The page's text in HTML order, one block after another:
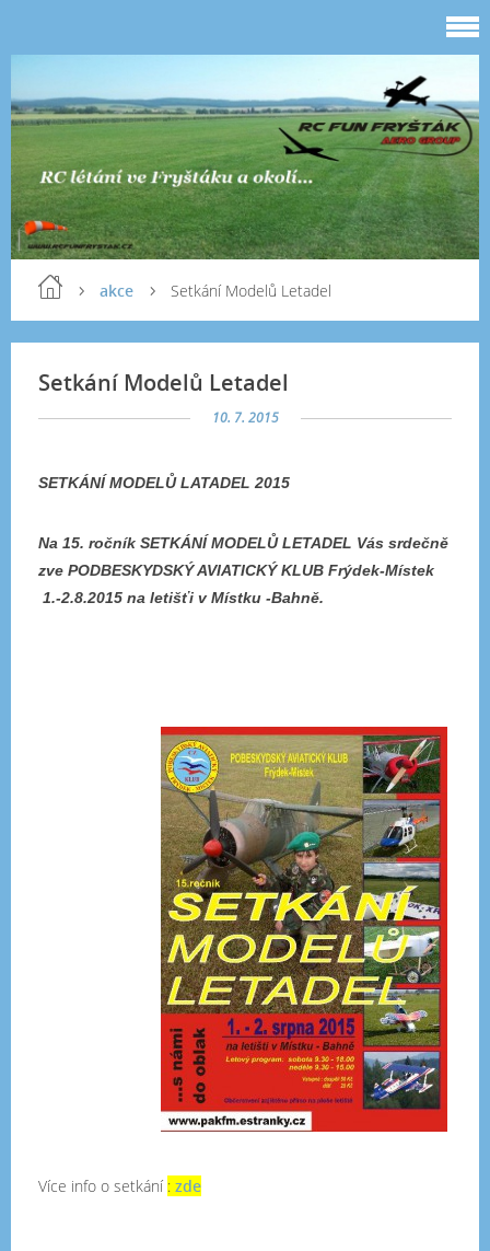
akce Setkání Modelů Letadel
Setkání Modelů Letadel
10. 7. 2015
SETKÁNÍ MODELŮ LATADEL 2015
Na 15. ročník SETKÁNÍ MODELŮ LETADEL Vás srdečně
zve PODBESKYDSKÝ AVIATICKÝ KLUB Frýdek-Místek
1.-2.8.2015 na letišťi v Místku -Bahně.
Více info o setkání : zde